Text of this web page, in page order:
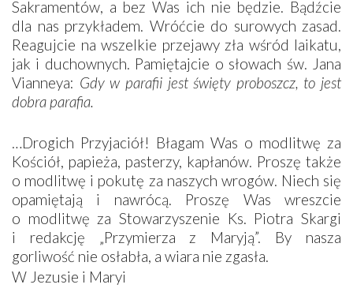
Sakramentów, a bez Was ich nie będzie. Bądźcie
dla nas przykładem. Wróćcie do surowych zasad.
Reagujcie na wszelkie przejawy zła wśród laikatu,
jak i duchownych. Pamiętajcie o słowach św. Jana
Vianneya: Gdy w parafii jest święty proboszcz, to jest
dobra parafia.
…Drogich Przyjaciół! Błagam Was o modlitwę za
Kościół, papieża, pasterzy, kapłanów. Proszę także
o modlitwę i pokutę za naszych wrogów. Niech się
opamiętają i nawrócą. Proszę Was wreszcie
o modlitwę za Stowarzyszenie Ks. Piotra Skargi
i redakcję „Przymierza z Maryją”. By nasza
gorliwość nie osłabła, a wiara nie zgasła.
W Jezusie i Maryi